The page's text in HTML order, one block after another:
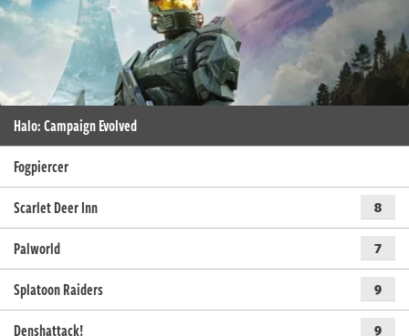
Halo: Campaign Evolved
Fogpiercer
Scarlet Deer Inn
8
Palworld 7
Splatoon Raiders 9
Denshattack! 9